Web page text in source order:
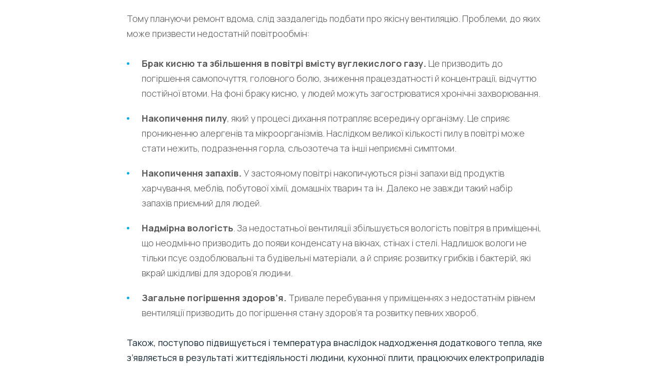
Тому плануючи ремонт вдома, слід заздалегідь подбати про якісну вентиляцію. Проблеми, до яких
може призвести недостатній повітрообмін:
Брак кисню та збільшення в повітрі вмісту вуглекислого газу. Це призводить до
погіршення самопочуття, головного болю, зниження працездатності й концентрації, відчуттю
постійної втоми. На фоні браку кисню, у людей можуть загострюватися хронічні захворювання.
Накопичення пилу, який у процесі дихання потрапляє всередину організму. Це сприяє
проникненню алергенів та мікроорганізмів. Наслідком великої кількості пилу в повітрі може
стати нежить, подразнення горла, сльозотеча та інші неприємні симптоми.
Накопичення запахів. У застояному повітрі накопичуються різні запахи від продуктів
харчування, меблів, побутової хімії, домашніх тварин та ін. Далеко не завжди такий набір
запахів приємний для людей.
Надмірна вологість. За недостатньої вентиляції збільшується вологість повітря в приміщенні,
що неодмінно призводить до появи конденсату на вікнах, стінах і стелі. Надлишок вологи не
тільки псує оздоблювальні та будівельні матеріали, а й сприяє розвитку грибків і бактерій, які
вкрай шкідливі для здоров’я людини.
Загальне погіршення здоров’я. Тривале перебування у приміщеннях з недостатнім рівнем
вентиляції призводить до погіршення стану здоров’я та розвитку певних хвороб.
Також, поступово підвищується і температура внаслідок надходження додаткового тепла, яке
з’являється в результаті життєдіяльності людини, кухонної плити, працюючих електроприладів